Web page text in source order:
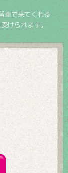
車で来てくれる
けられます。